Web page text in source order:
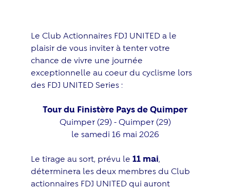
Le Club Actionnaires FDJ UNITED a le
plaisir de vous inviter à tenter votre
chance de vivre une journée
exceptionnelle au coeur du cyclisme lors
des FDJ UNITED Series :
Tour du Finistère Pays de Quimper
Quimper (29) - Quimper (29)
le samedi 16 mai 2026
Le tirage au sort, prévu le 11 mai,
déterminera les deux membres du Club
actionnaires FDJ UNITED qui auront